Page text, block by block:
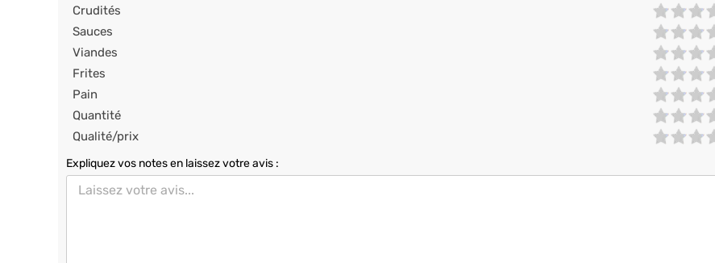
Crudités
Sauces
Viandes
Frites
Pain
Quantité
Qualité/prix
Expliquez vos notes en laissez votre avis :